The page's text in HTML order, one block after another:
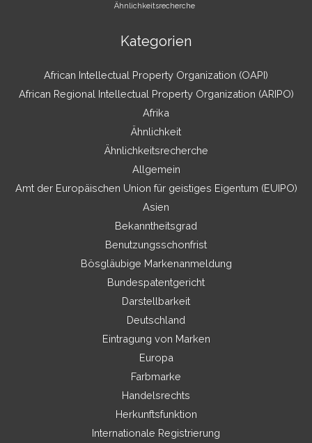
Ähnlichkeitsrecherche
Kategorien
African Intellectual Property Organization (OAPI)
African Regional Intellectual Property Organization (ARIPO)
Afrika
Ähnlichkeit
Ähnlichkeitsrecherche
Allgemein
Amt der Europäischen Union für geistiges Eigentum (EUIPO)
Asien
Bekanntheitsgrad
Benutzungsschonfrist
Bösgläubige Markenanmeldung
Bundespatentgericht
Darstellbarkeit
Deutschland
Eintragung von Marken
Europa
Farbmarke
Handelsrechts
Herkunftsfunktion
Internationale Registrierung